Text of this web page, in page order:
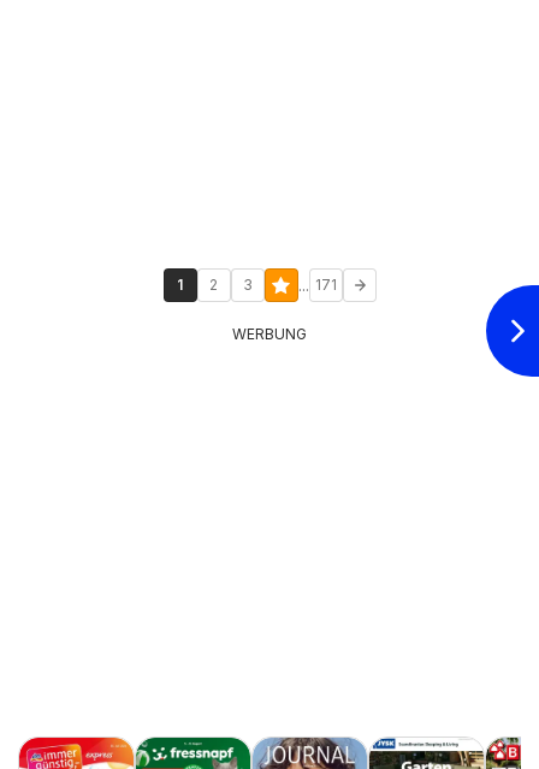
1 2 3 ... 171
WERBUNG